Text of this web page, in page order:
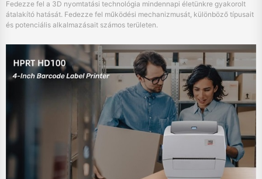
Fedezze fel a 3D nyomtatási technológia mindennapi életünkre gyakorolt
átalakító hatását. Fedezze fel működési mechanizmusát, különböző típusait
és potenciális alkalmazásait számos területen.